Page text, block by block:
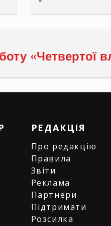
«Четвертої
РЕДАКЦІЯ
Про редакцію
Правила
Звіти
Реклама
Партнери
Підтримати
Розсилка